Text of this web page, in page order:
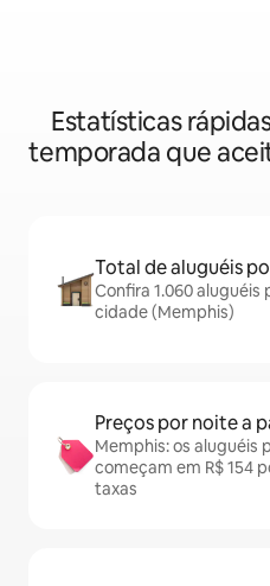
Estatísticas
temporada que
Total de aluguéis
Confira 1.060
cidade (Memphis)
Preços por noite a
Memphis: os aluguéis
começam em R$ 154
taxas